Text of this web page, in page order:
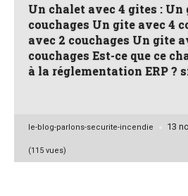
Un chalet avec 4 gites : Un
couchages Un gite avec 4
avec 2 couchages Un gite
couchages Est-ce que ce
à la réglementation ERP ?
Posted
le-blog-parlons-securite-incendie 13
(115 vues)